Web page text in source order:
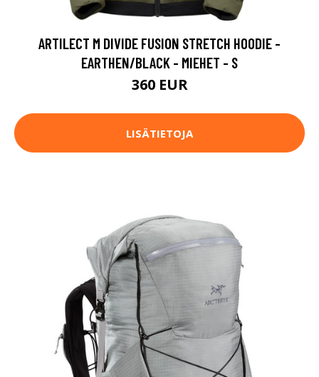
ARTILECT M DIVIDE FUSION STRETCH HOODIE -
EARTHEN/BLACK - MIEHET - S
360 EUR
LISÄTIETOJA